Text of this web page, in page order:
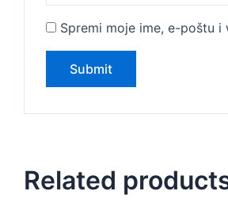
Spremi moje ime, e-poštu
Related